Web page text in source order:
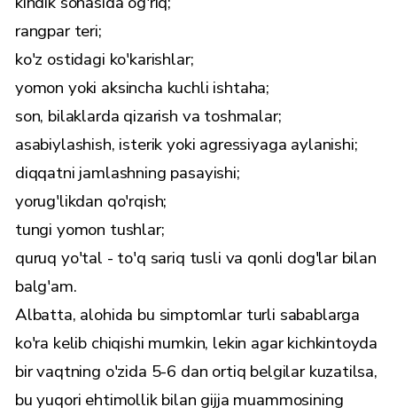
rangpar teri;
ko'z ostidagi ko'karishlar;
yomon yoki aksincha kuchli ishtaha;
son, bilaklarda qizarish va toshmalar;
asabiylashish, isterik yoki agressiyaga aylanishi;
diqqatni jamlashning pasayishi;
yorug'likdan qo'rqish;
tungi yomon tushlar;
quruq yo'tal - to'q sariq tusli va qonli dog'lar bilan
balg'am.
Albatta, alohida bu simptomlar turli sabablarga
ko'ra kelib chiqishi mumkin, lekin agar kichkintoyda
bir vaqtning o'zida 5-6 dan ortiq belgilar kuzatilsa,
bu yuqori ehtimollik bilan gijja muammosining